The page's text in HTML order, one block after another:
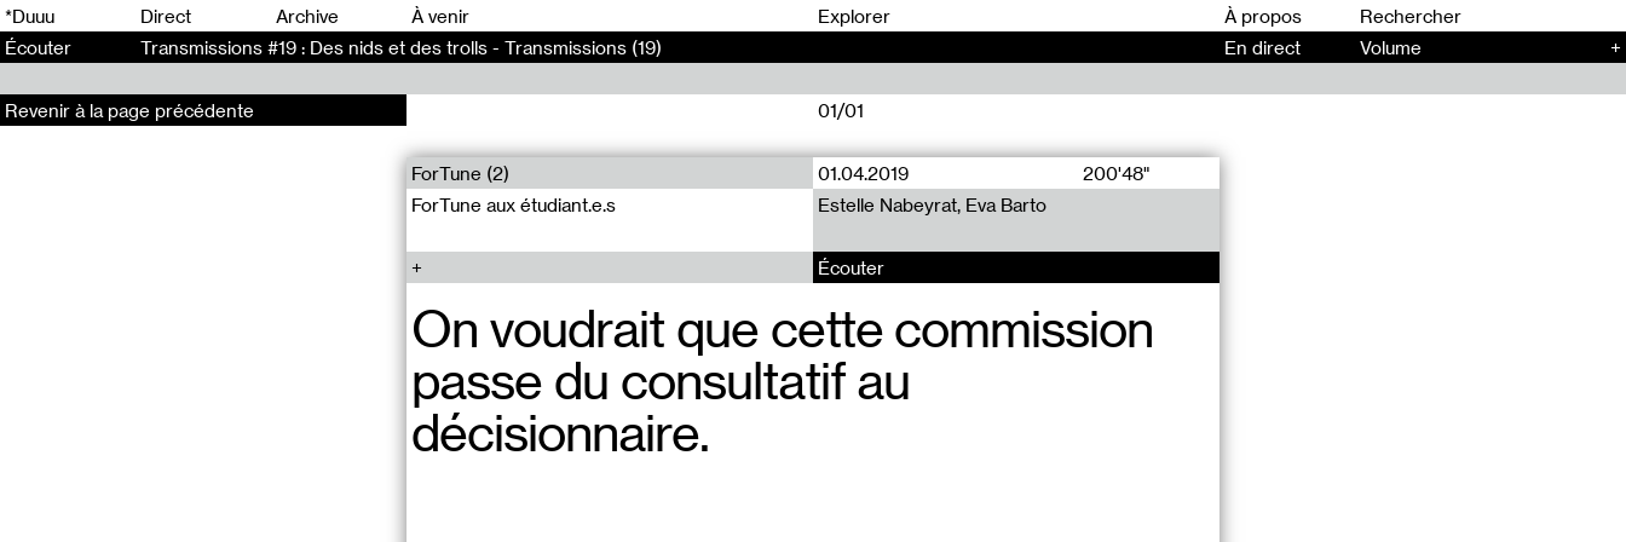
*Duuu Direct Archive À venir Explorer
À propos
Écouter
Transmissions #19 : Des nids et des trolls - Transmissions (19) En direct Volume +
01/01
ForTune (2) 01.04.2019
200'48"
ForTune aux étudiant.e.s
Estelle Nabeyrat, Eva Barto
Écouter
On voudrait que cette commission
passe du consultatif au
décisionnaire.
Revenir à la page précédente
00 00